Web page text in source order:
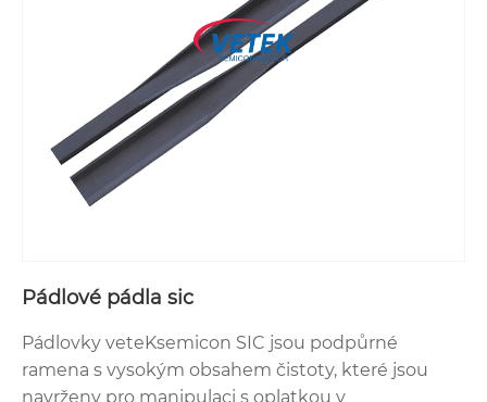
Pádlové pádla sic
Pádlovky veteKsemicon SIC jsou podpůrné
ramena s vysokým obsahem čistoty, které jsou
navrženy pro manipulaci s oplatkou v